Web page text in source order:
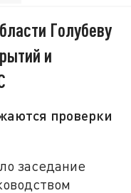
Голубеву
и
проверки
заседание